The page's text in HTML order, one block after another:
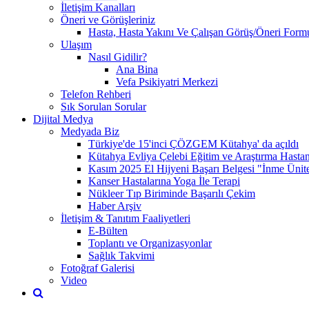
İletişim Kanalları
Öneri ve Görüşleriniz
Hasta, Hasta Yakını Ve Çalışan Görüş/Öneri
Ulaşım
Nasıl Gidilir?
Ana Bina
Vefa Psikiyatri Merkezi
Telefon Rehberi
Sık Sorulan Sorular
Dijital Medya
Medyada Biz
Türkiye'de 15'inci ÇÖZGEM Kütahya' da açıldı
Kütahya Evliya Çelebi Eğitim ve Araştırma
Kasım 2025 El Hijyeni Başarı Belgesi "İnme
Kanser Hastalarına Yoga İle Terapi
Nükleer Tıp Biriminde Başarılı Çekim
Haber Arşiv
İletişim & Tanıtım Faaliyetleri
E-Bülten
Toplantı ve Organizasyonlar
Sağlık Takvimi
Fotoğraf Galerisi
Video